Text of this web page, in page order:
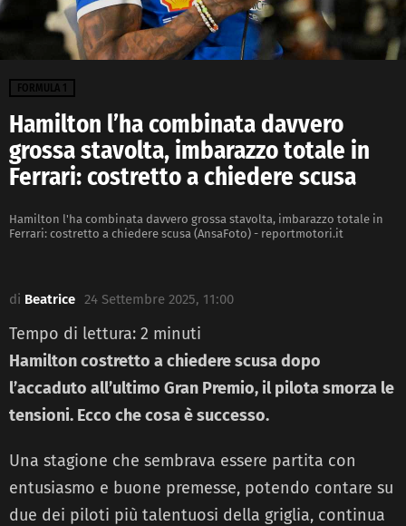
FORMULA 1
Hamilton l’ha combinata davvero
grossa stavolta, imbarazzo totale in
Ferrari: costretto a chiedere scusa
Hamilton l'ha combinata davvero grossa stavolta, imbarazzo totale in
Ferrari: costretto a chiedere scusa (AnsaFoto) - reportmotori.it
di Beatrice 24 Settembre 2025, 11:00
Tempo di lettura: 2 minuti
Hamilton costretto a chiedere scusa dopo
l’accaduto all’ultimo Gran Premio, il pilota smorza le
tensioni. Ecco che cosa è successo.
Una stagione che sembrava essere partita con
entusiasmo e buone premesse, potendo contare su
due dei piloti più talentuosi della griglia, continua